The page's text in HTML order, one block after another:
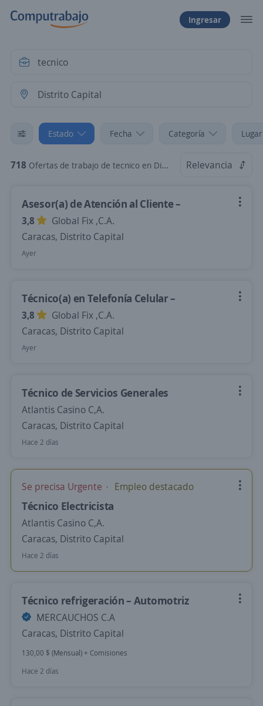
Ingresar
Estado Fecha Categoría
718 Ofertas de trabajo de tecnico en Distrito Capital Relevancia
Asesor(a) de Atención al Cliente –
3,8
Global Fix ,C.A.
Caracas, Distrito Capital
Ayer
Técnico(a) en Telefonía Celular –
3,8
Global Fix ,C.A.
Caracas, Distrito Capital
Ayer
Técnico de Servicios Generales
Atlantis Casino C,A.
Caracas, Distrito Capital
Hace 2 días
Se precisa Urgente Empleo destacado
Técnico Electricista
Atlantis Casino C,A.
Caracas, Distrito Capital
Hace 2 días
Técnico refrigeración – Automotriz
MERCAUCHOS C.A
Caracas, Distrito Capital
130,00 $ (Mensual) + Comisiones
Hace 2 días